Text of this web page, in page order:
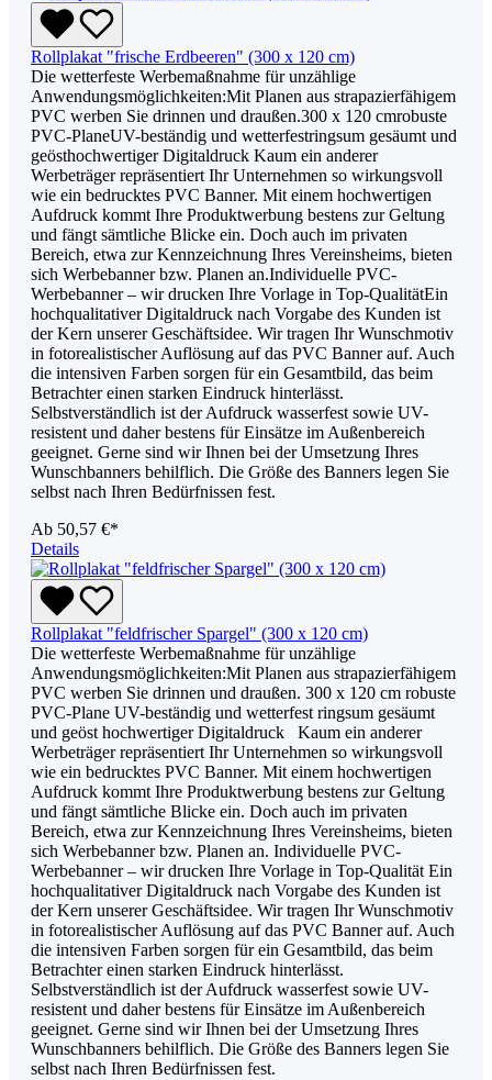
Rollplakat "frische Erdbeeren" (300 x 120 cm)
Die wetterfeste Werbemaßnahme für unzählige
Anwendungsmöglichkeiten:Mit Planen aus strapazierfähigem
PVC werben Sie drinnen und draußen.300 x 120 cmrobuste
PVC-PlaneUV-beständig und wetterfestringsum gesäumt und
geösthochwertiger Digitaldruck Kaum ein anderer
Werbeträger repräsentiert Ihr Unternehmen so wirkungsvoll
wie ein bedrucktes PVC Banner. Mit einem hochwertigen
Aufdruck kommt Ihre Produktwerbung bestens zur Geltung
und fängt sämtliche Blicke ein. Doch auch im privaten
Bereich, etwa zur Kennzeichnung Ihres Vereinsheims, bieten
sich Werbebanner bzw. Planen an.Individuelle PVC-
Werbebanner – wir drucken Ihre Vorlage in Top-QualitätEin
hochqualitativer Digitaldruck nach Vorgabe des Kunden ist
der Kern unserer Geschäftsidee. Wir tragen Ihr Wunschmotiv
in fotorealistischer Auflösung auf das PVC Banner auf. Auch
die intensiven Farben sorgen für ein Gesamtbild, das beim
Betrachter einen starken Eindruck hinterlässt.
Selbstverständlich ist der Aufdruck wasserfest sowie UV-
resistent und daher bestens für Einsätze im Außenbereich
geeignet. Gerne sind wir Ihnen bei der Umsetzung Ihres
Wunschbanners behilflich. Die Größe des Banners legen Sie
selbst nach Ihren Bedürfnissen fest.
Ab 50,57 €*
Details
Rollplakat "feldfrischer Spargel" (300 x 120 cm)
Die wetterfeste Werbemaßnahme für unzählige
Anwendungsmöglichkeiten:Mit Planen aus strapazierfähigem
PVC werben Sie drinnen und draußen. 300 x 120 cm robuste
PVC-Plane UV-beständig und wetterfest ringsum gesäumt
und geöst hochwertiger Digitaldruck Kaum ein anderer
Werbeträger repräsentiert Ihr Unternehmen so wirkungsvoll
wie ein bedrucktes PVC Banner. Mit einem hochwertigen
Aufdruck kommt Ihre Produktwerbung bestens zur Geltung
und fängt sämtliche Blicke ein. Doch auch im privaten
Bereich, etwa zur Kennzeichnung Ihres Vereinsheims, bieten
sich Werbebanner bzw. Planen an. Individuelle PVC-
Werbebanner – wir drucken Ihre Vorlage in Top-Qualität Ein
hochqualitativer Digitaldruck nach Vorgabe des Kunden ist
der Kern unserer Geschäftsidee. Wir tragen Ihr Wunschmotiv
in fotorealistischer Auflösung auf das PVC Banner auf. Auch
die intensiven Farben sorgen für ein Gesamtbild, das beim
Betrachter einen starken Eindruck hinterlässt.
Selbstverständlich ist der Aufdruck wasserfest sowie UV-
resistent und daher bestens für Einsätze im Außenbereich
geeignet. Gerne sind wir Ihnen bei der Umsetzung Ihres
Wunschbanners behilflich. Die Größe des Banners legen Sie
selbst nach Ihren Bedürfnissen fest.